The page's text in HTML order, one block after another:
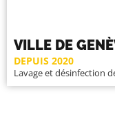
VILLE DE
DEPUIS 2020
Lavage et désinfection